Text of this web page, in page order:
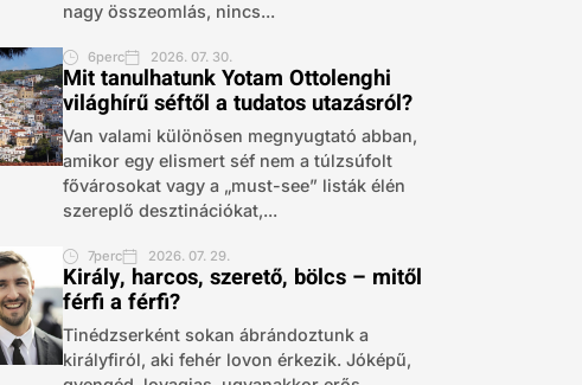
nagy összeomlás, nincs...
6perc 2026. 07. 30.
Mit tanulhatunk Yotam Ottolenghi
világhírű séftől a tudatos utazásról?
Van valami különösen megnyugtató abban,
amikor egy elismert séf nem a túlzsúfolt
fővárosokat vagy a „must-see” listák élén
szereplő desztinációkat,...
7perc 2026. 07. 29.
Király, harcos, szerető, bölcs – mitől
férfi a férfi?
Tinédzserként sokan ábrándoztunk a
királyfiról, aki fehér lovon érkezik. Jóképű,